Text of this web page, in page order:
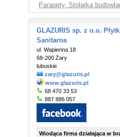
Parapety, Stolarka
GLAZURIS sp. z o.o.
Sanitarna
ul. Wapienna 18
68-200 Żary
lubuskie
zary@glazuris.pl
www.glazuris.pl
68 470 33 53
887 886 057
Wiodąca firma działająca w